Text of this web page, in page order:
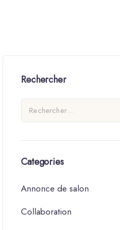
Rechercher
Categories
Annonce de salon
Collaboration